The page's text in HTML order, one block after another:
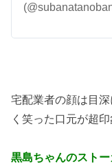
宅配業者の顔は目
く笑った口元が超印
黒島ちゃんのスト